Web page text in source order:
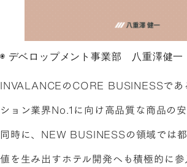
◉ デベロップメント事業部 八重澤健
INVALANCEのCORE BUSINESSであ
ション業界No.1に向け高品質な商品の
同時に、NEW BUSINESSの領域では
値を生み出すホテル開発へも積極的に